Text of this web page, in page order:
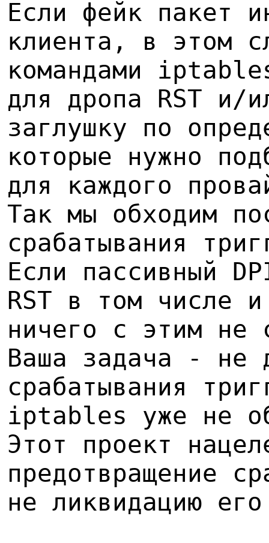
Если фейк пакет
клиента, в этом
командами
для дропа RST и/
заглушку по
которые нужно
для каждого
Так мы обходим
срабатывания
Если пассивный
RST в том числе
ничего с этим не
Ваша задача - не
срабатывания
iptables уже не
Этот проект
предотвращение
не ликвидацию